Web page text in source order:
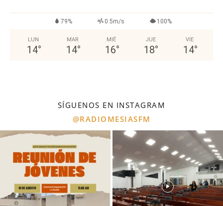
79% 0.5m/s 100%
LUN
14°
MAR
14°
MIÉ
16°
JUE
18°
VIE
14°
SÍGUENOS EN INSTAGRAM
@RADIOMESIASFM